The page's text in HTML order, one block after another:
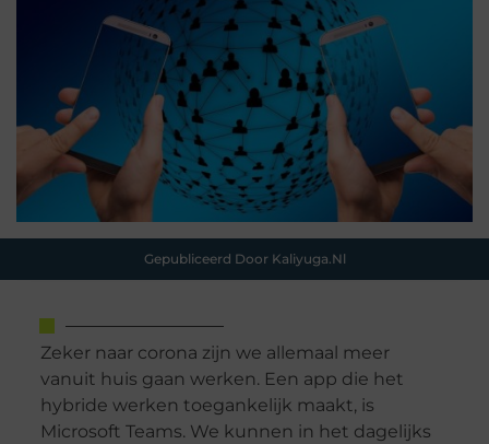
Gepubliceerd Door Kaliyuga.nl
Zeker naar corona zijn we allemaal meer
vanuit huis gaan werken. Een app die het
hybride werken toegankelijk maakt, is
Microsoft Teams. We kunnen in het dagelijks